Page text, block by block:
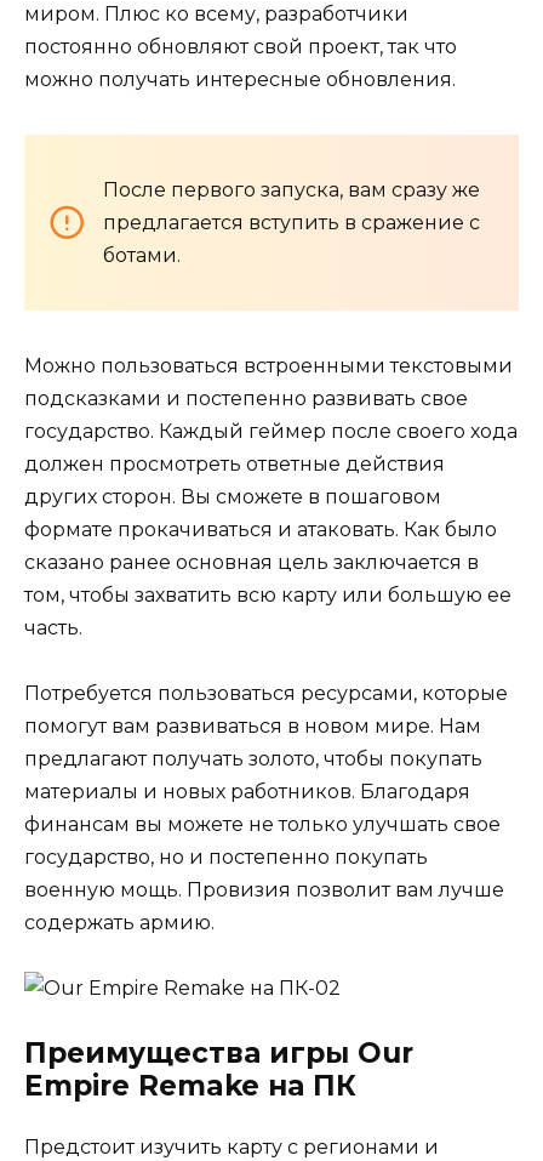
миром. Плюс ко всему, разработчики
постоянно обновляют свой проект, так что
можно получать интересные обновления.
После первого запуска, вам сразу же
предлагается вступить в сражение с
ботами.
Можно пользоваться встроенными текстовыми
подсказками и постепенно развивать свое
государство. Каждый геймер после своего хода
должен просмотреть ответные действия
других сторон. Вы сможете в пошаговом
формате прокачиваться и атаковать. Как было
сказано ранее основная цель заключается в
том, чтобы захватить всю карту или большую ее
часть.
Потребуется пользоваться ресурсами, которые
помогут вам развиваться в новом мире. Нам
предлагают получать золото, чтобы покупать
материалы и новых работников. Благодаря
финансам вы можете не только улучшать свое
государство, но и постепенно покупать
военную мощь. Провизия позволит вам лучше
содержать армию.
Преимущества игры Our
Empire Remake на ПК
Предстоит изучить карту с регионами и